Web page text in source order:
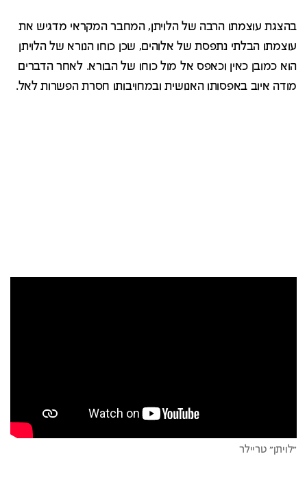
בהצגת עוצמתו הרבה של הלויתן, המחבר המקראי מדגיש את
עוצמתו הבלתי נתפסת של אלוהים, שכן כוחו הנורא של הלויתן
הוא כמובן כאין וכאפס אל מול כוחו של הבורא. לאחר הדברים
מודה איוב באפסותו האנושית ובמחויבותו חסרת הפשרות לאל.
"לויתן" טריילר